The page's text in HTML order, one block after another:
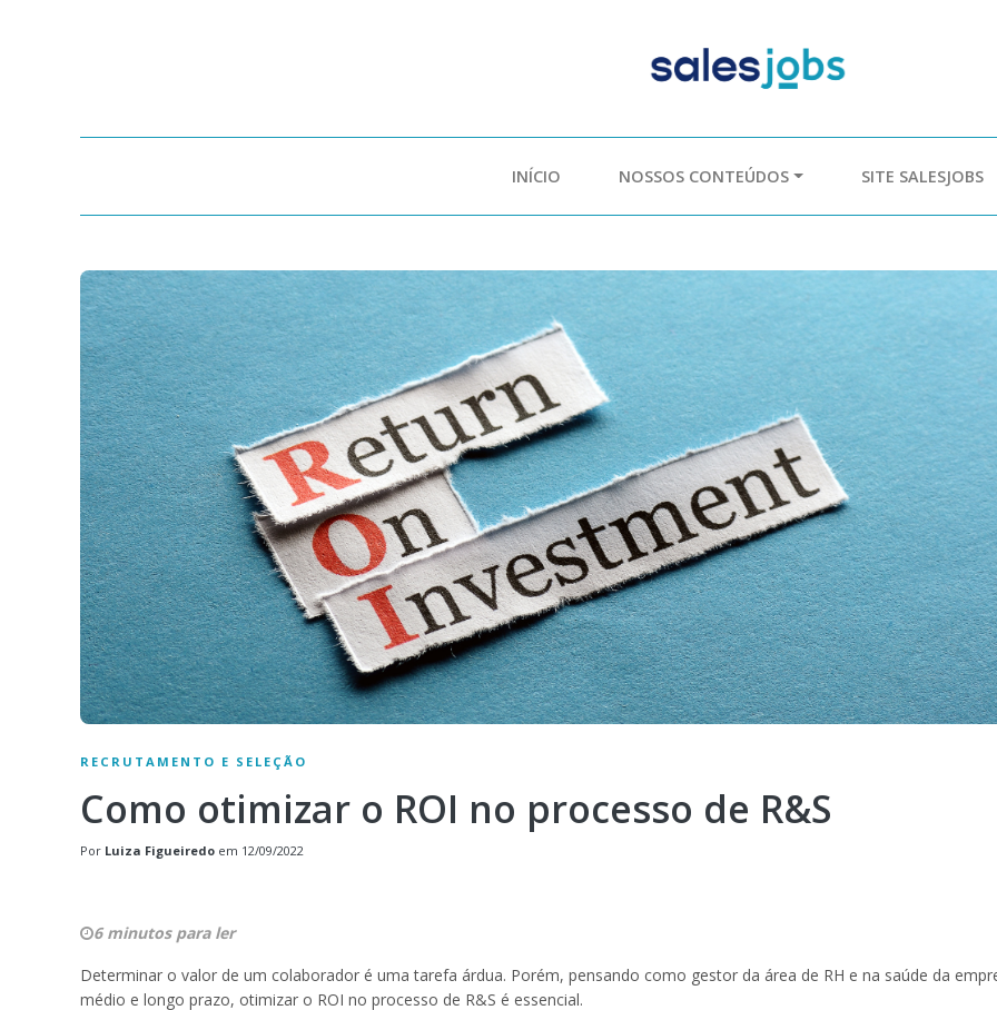
INÍCIO NOSSOS CONTEÚDOS SITE SALESJOBS
RECRUTAMENTO E SELEÇÃO
Como otimizar o ROI no processo de R&S
Por Luiza Figueiredo em 12/09/2022
6 minutos para ler
Determinar o valor de um colaborador é uma tarefa árdua. Porém, pensando como gestor da área de RH e na saúde da
médio e longo prazo, otimizar o ROI no processo de R&S é essencial.